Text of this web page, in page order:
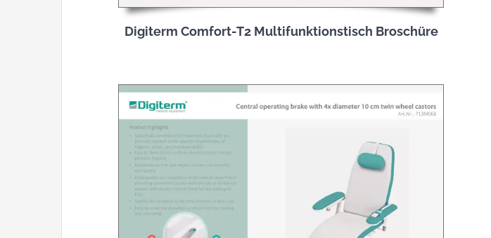
Digiterm Comfort-T2 Multifunktionstisch Broschüre